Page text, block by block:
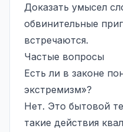
Доказать умысел
обвинительные
встречаются.
Частые вопросы
Есть ли в законе
экстремизм»?
Нет. Это бытовой
такие действия